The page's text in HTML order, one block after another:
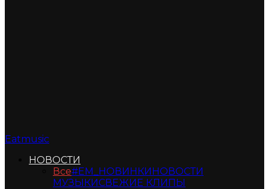
Eatmusic
НОВОСТИ
Все#ЕМ_НОВИНКИНОВОСТИ
МУЗЫКИСВЕЖИЕ КЛИПЫ